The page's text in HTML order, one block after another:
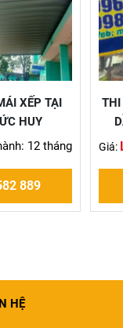
XẾP TẠI
HUY
12 tháng
889
THI
Giá:
HỆ